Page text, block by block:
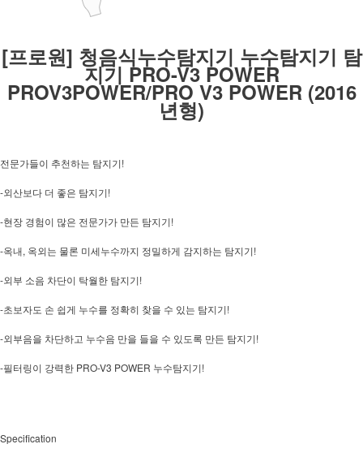
[프로원] 청음식누수탐지기 누수탐지기 탐
지기 PRO-V3 POWER
PROV3POWER/PRO V3 POWER (2016
년형)
전문가들이 추천하는 탐지기 !
-외산보다 더 좋은 탐지기 !
-현장 경험이 많은 전문가가 만든 탐지기 !
-옥내, 옥외는 물론 미세누수까지 정밀하게 감지하는 탐지기 !
-외부 소음 차단이 탁월한 탐지기 !
-초보자도 손 쉽게 누수를 정확히 찾을 수 있는 탐지기 !
-외부음을 차단하고 누수음 만을 들을 수 있도록 만든 탐지기 !
-필터링이 강력한 PRO-V3 POWER 누수탐지기 !
Specification